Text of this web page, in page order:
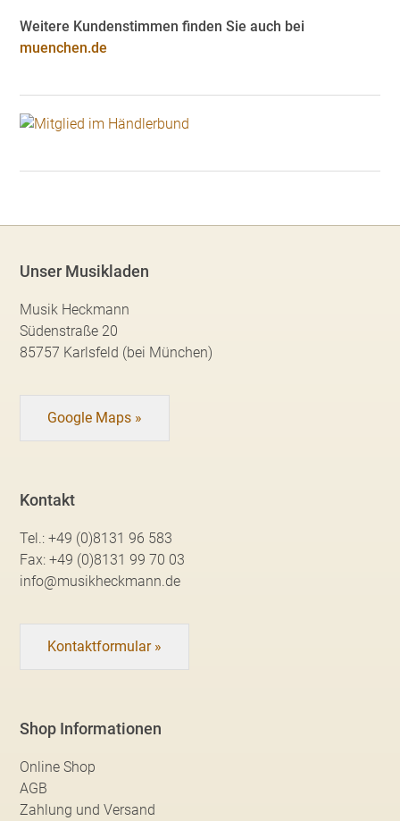
Weitere Kundenstimmen finden Sie auch bei
muenchen.de
Unser Musikladen
Musik Heckmann
Südenstraße 20
85757 Karlsfeld (bei München)
Google Maps »
Kontakt
Tel.:+49 (0)8131 96 583
Fax:+49 (0)8131 99 70 03
info@musikheckmann.de
Kontaktformular »
Shop Informationen
Online Shop
AGB
Zahlung und Versand